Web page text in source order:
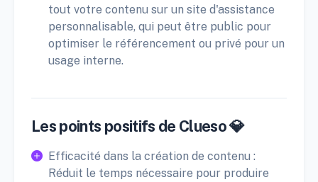
tout votre contenu sur un site d'assistance
personnalisable, qui peut être public pour
optimiser le référencement ou privé pour un
usage interne.
Les points positifs de Clueso 💎
Efficacité dans la création de contenu :
Réduit le temps nécessaire pour produire